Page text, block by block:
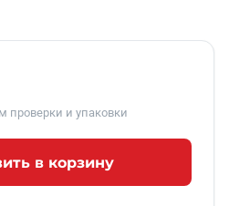
проверки и упаковки
в корзину